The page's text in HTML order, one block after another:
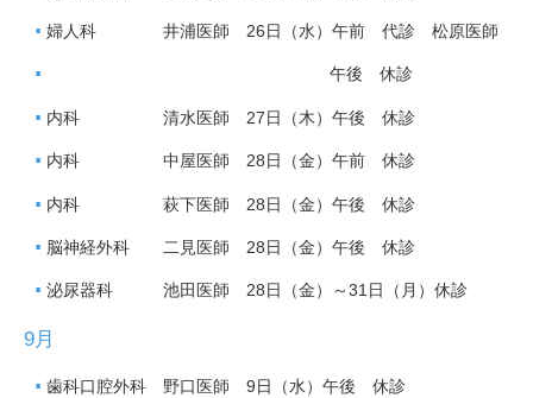
婦人科 井浦医師 26日（水）午前 代診 松原医師
午後 休診
内科 清水医師 27日（木）午後 休診
内科 中屋医師 28日（金）午前 休診
内科 萩下医師 28日（金）午後 休診
脳神経外科 二見医師 28日（金）午後 休診
泌尿器科 池田医師 28日（金）～31日（月）休診
9月
歯科口腔外科 野口医師 9日（水）午後 休診